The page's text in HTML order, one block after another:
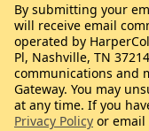
By submitting your
will receive email
operated by
Pl, Nashville, TN
communications and
Gateway. You may
at any time. If you
Privacy Policy or email